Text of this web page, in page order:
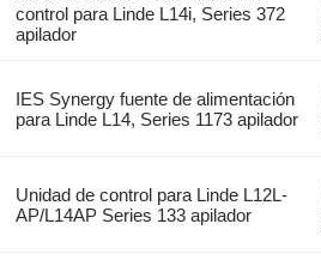
control para Linde L14i, Series 372
apilador
IES Synergy fuente de alimentación
para Linde L14, Series 1173 apilador
Unidad de control para Linde L12L-
AP/L14AP Series 133 apilador